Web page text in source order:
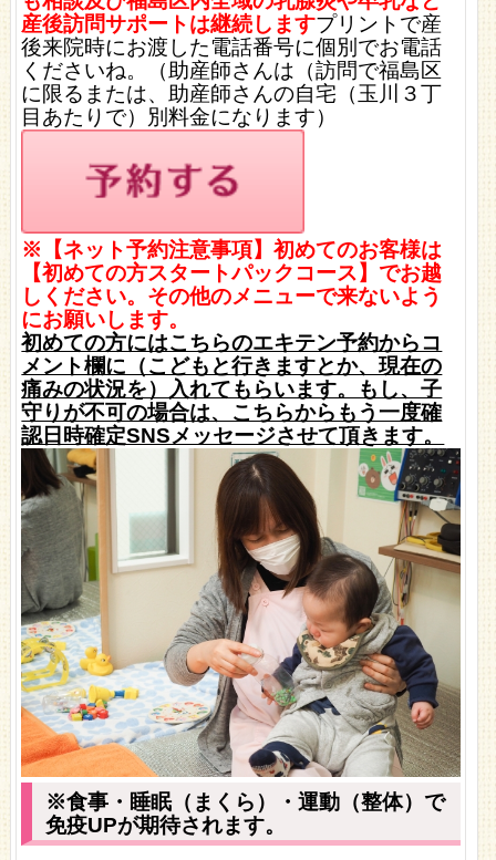
産後訪問サポートは継続しますプリントで産
後来院時にお渡した電話番号に個別でお電話
くださいね。（助産師さんは（訪問で福島区
に限るまたは、助産師さんの自宅（玉川３丁
目あたりで）別料金になります）
※【ネット予約注意事項】初めてのお客様は
【初めての方スタートパックコース】でお越
しください。その他のメニューで来ないよう
にお願いします。
初めての方にはこちらのエキテン予約からコ
メント欄に（こどもと行きますとか、現在の
痛みの状況を）入れてもらいます。もし、子
守りが不可の場合は、こちらからもう一度確
認日時確定SNSメッセージさせて頂きます。
※食事・睡眠（まくら）・運動（整体）で
免疫UPが期待されます。